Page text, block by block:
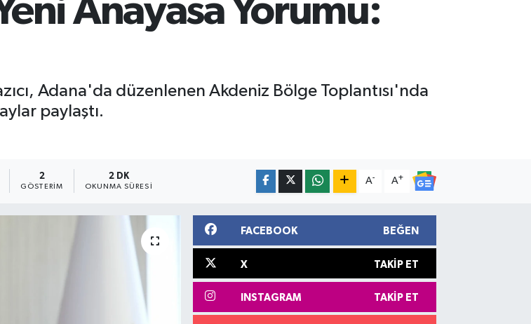
Anayasa Yorumu:
Adana'da düzenlenen Akdeniz Bölge Toplantısı'nda
paylaştı.
2
GÖSTERIM
2 DK
OKUNMA SÜRESI
A- A+
FACEBOOK BEĞEN
X TAKIP ET
INSTAGRAM TAKIP ET